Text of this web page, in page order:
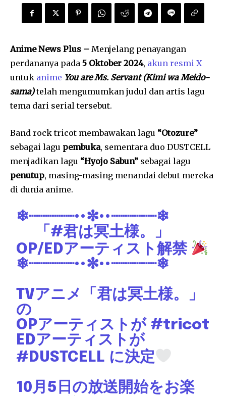
Anime News Plus – Menjelang penayangan
perdananya pada 5 Oktober 2024, akun resmi X
untuk anime You are Ms. Servant (Kimi wa Meido-
sama)telah mengumumkan judul dan artis lagu
tema dari serial tersebut.
Band rock tricot membawakan lagu “Otozure”
sebagai lagu pembuka, sementara duo DUSTCELL
menjadikan lagu “Hyojo Sabun” sebagai lagu
penutup, masing-masing menandai debut mereka
di dunia anime.
❄┈┈┈┈┈••✼••┈┈┈┈┈❄
「#君は冥土様。」
OP/EDアーティスト解禁
❄┈┈┈┈┈••✼••┈┈┈┈┈❄
TVアニメ「君は冥土様。」
の
OPアーティストが#tricot
EDアーティストが
#DUSTCELL に決定
10月5日の放送開始をお楽